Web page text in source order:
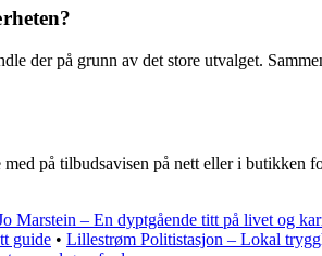
der på grunn av det store utvalget.
på tilbudsavisen på nett eller i butikken
Marstein – En dyptgående titt på livet og
guide • Lillestrøm Politistasjon – Lokal